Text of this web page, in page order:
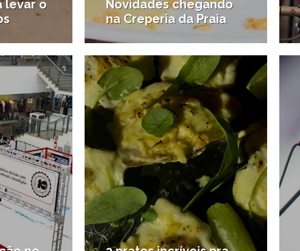
levar o
Novidades chegando
na Creperia da Praia
8/06/2017 23/03/2017